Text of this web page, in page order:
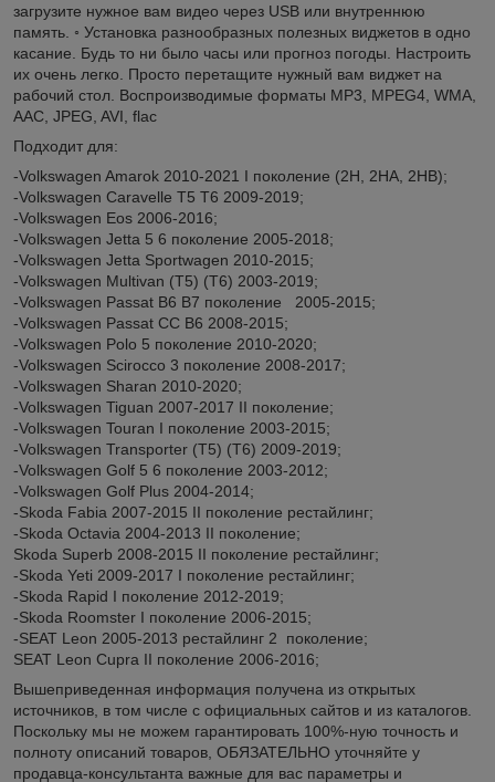
загрузите нужное вам видео через USB или внутреннюю
память. ◦ Установка разнообразных полезных виджетов в одно
касание. Будь то ни было часы или прогноз погоды. Настроить
их очень легко. Просто перетащите нужный вам виджет на
рабочий стол. Воспроизводимые форматы MP3, MPEG4, WMA,
AAC, JPEG, AVI, flac
Подходит для:
-Volkswagen Amarok 2010-2021 I поколение (2H, 2HA, 2HB);
-Volkswagen Caravelle T5 T6 2009-2019;
-Volkswagen Eos 2006-2016;
-Volkswagen Jetta 5 6 поколение 2005-2018;
-Volkswagen Jetta Sportwagen 2010-2015;
-Volkswagen Multivan (T5) (T6) 2003-2019;
-Volkswagen Passat B6 B7 поколение 2005-2015;
-Volkswagen Passat CC B6 2008-2015;
-Volkswagen Polo 5 поколение 2010-2020;
-Volkswagen Scirocco 3 поколение 2008-2017;
-Volkswagen Sharan 2010-2020;
-Volkswagen Tiguan 2007-2017 II поколение;
-Volkswagen Touran I поколение 2003-2015;
-Volkswagen Transporter (T5) (T6) 2009-2019;
-Volkswagen Golf 5 6 поколение 2003-2012;
-Volkswagen Golf Plus 2004-2014;
-Skoda Fabia 2007-2015 II поколение рестайлинг​;
-Skoda Octavia 2004-2013 II поколение;
Skoda Superb 2008-2015 II поколение рестайлинг;
-Skoda Yeti 2009-2017 I поколение рестайлинг;
-Skoda Rapid I поколение 2012-2019;
-Skoda Roomster I поколение 2006-2015;
-SEAT Leon 2005-2013 рестайлинг 2 поколение;
SEAT Leon Cupra II поколение 2006-2016;
Вышеприведенная информация получена из открытых
источников, в том числе с официальных сайтов и из каталогов.
Поскольку мы не можем гарантировать 100%-ную точность и
полноту описаний товаров, ОБЯЗАТЕЛЬНО уточняйте у
продавца-консультанта важные для вас параметры и